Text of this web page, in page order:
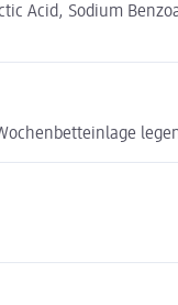
Acid, Sodium